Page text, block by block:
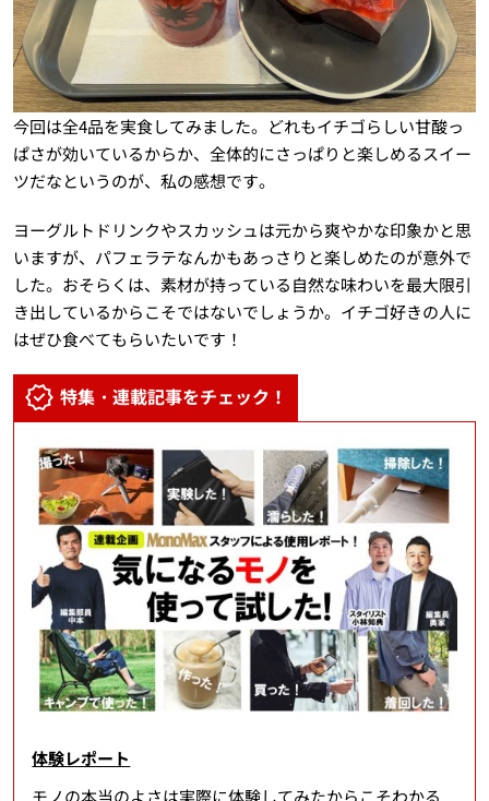
今回は全4品を実食してみました。どれもイチゴらしい甘酸っ
ぱさが効いているからか、全体的にさっぱりと楽しめるスイー
ツだなというのが、私の感想です。
ヨーグルトドリンクやスカッシュは元から爽やかな印象かと思
いますが、パフェラテなんかもあっさりと楽しめたのが意外で
した。おそらくは、素材が持っている自然な味わいを最大限引
き出しているからこそではないでしょうか。イチゴ好きの人に
はぜひ食べてもらいたいです！
特集・連載記事をチェック！
体験レポート
モノの本当のよさは実際に体験してみたからこそわかる